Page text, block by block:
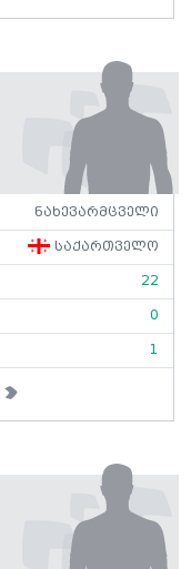
ნახევარმცველი
საქართველო
22
0
1